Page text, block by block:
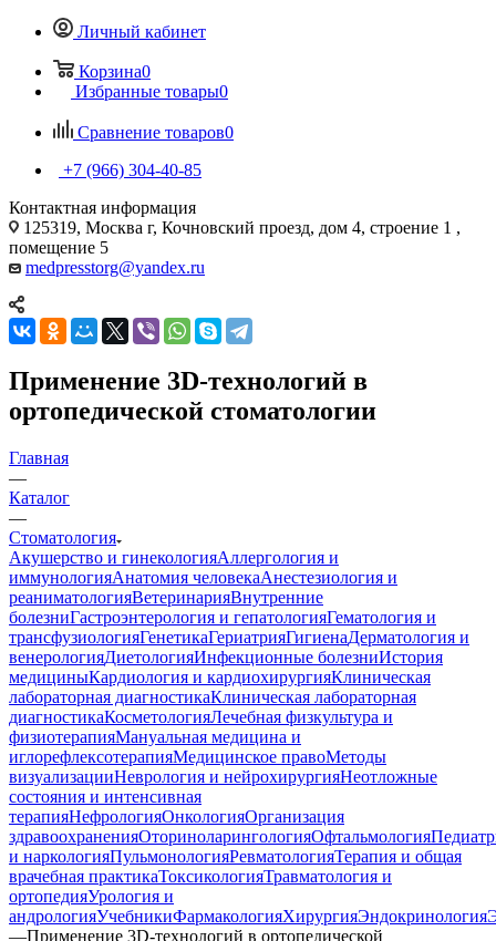
Личный кабинет
Корзина0
Избранные товары0
Сравнение товаров0
+7 (966) 304-40-85
Контактная информация
125319, Москва г, Кочновский проезд, дом 4, строение 1 ,
помещение 5
medpresstorg@yandex.ru
Применение 3D-технологий в
ортопедической стоматологии
Главная
—
Каталог
—
Стоматология
Акушерство и гинекологияАллергология и
иммунологияАнатомия человекаАнестезиология и
реаниматологияВетеринарияВнутренние
болезниГастроэнтерология и гепатологияГематология и
трансфузиологияГенетикаГериатрияГигиенаДерматология и
венерологияДиетологияИнфекционные болезниИстория
медициныКардиология и кардиохирургияКлиническая
лабораторная диагностикаКлиническая лабораторная
диагностикаКосметологияЛечебная физкультура и
физиотерапияМануальная медицина и
иглорефлексотерапияМедицинское правоМетоды
визуализацииНеврология и нейрохирургияНеотложные
состояния и интенсивная
терапияНефрологияОнкологияОрганизация
здравоохраненияОториноларингологияОфтальмология
и наркологияПульмонологияРевматологияТерапия и общая
врачебная практикаТоксикологияТравматология и
ортопедияУрология и
андрологияУчебникиФармакологияХирургияЭндокринология
—Применение 3D-технологий в ортопедической